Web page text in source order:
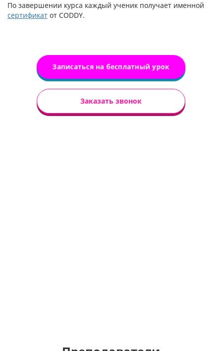
По завершении курса каждый ученик получает именной
сертификат от CODDY.
Записаться на бесплатный урок
Заказать звонок